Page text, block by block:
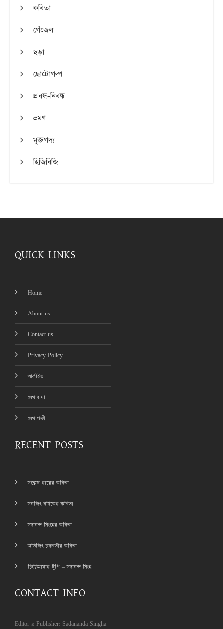
কবিতা
গেঁজেল
ছড়া
ছোটোগল্প
প্রবন্ধ-নিবন্ধ
ভ্রমণ
মুক্তগদ্য
হিজিবিজি
QUICK LINKS
Home
About us
Contact us
Privacy Policy
আর্কাইভ
লেখাজমা
লেখাপঞ্জী
RECENT POSTS
সন্তোষ রায়ের কবিতা
সনজিৎ বণিকের কবিতা
সদানন্দ সিংহের কবিতা
অভিজিৎ চক্রবর্তীর কবিতা
চিংড়িমামার টুপি – সদানন্দ সিংহ
CONTACT INFO
Editor & Publisher: Sadananda Singha